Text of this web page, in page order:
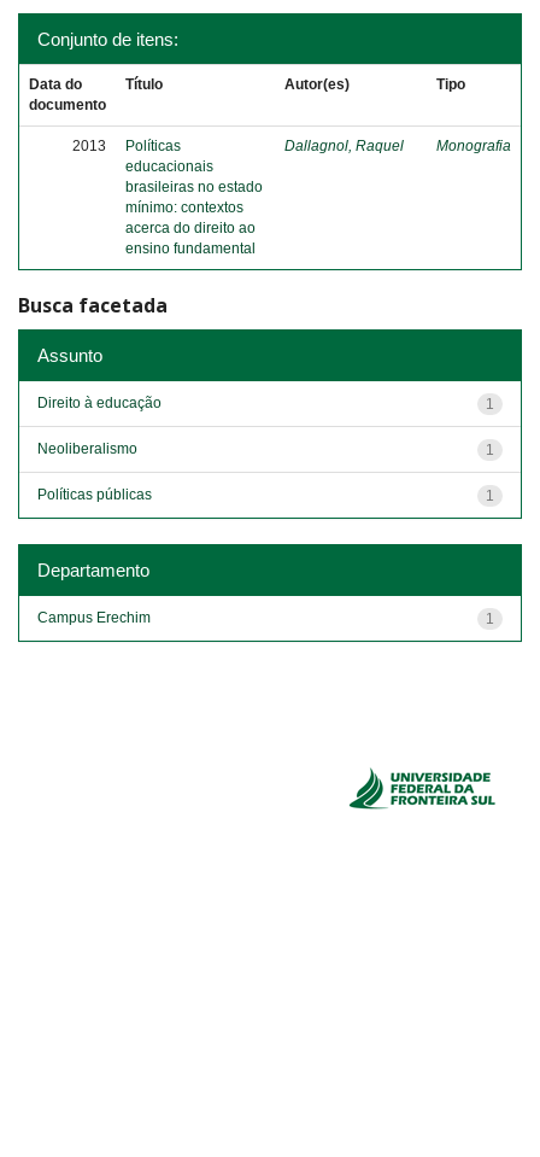
Conjunto de itens:
Data do
documento
Título Autor(es) Tipo
2013
Políticas
educacionais
brasileiras no estado
mínimo: contextos
acerca do direito ao
ensino fundamental
Dallagnol, Raquel Monografia
Busca facetada
Assunto
1
Direito à educação
1
Neoliberalismo
1
Políticas públicas
Departamento
1
Campus Erechim